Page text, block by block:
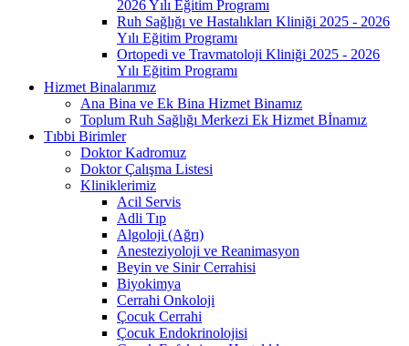
2026 Yılı Eğitim Programı
Ruh Sağlığı ve Hastalıkları Kliniği 2025 - 2026
Yılı Eğitim Programı
Ortopedi ve Travmatoloji Kliniği 2025 - 2026
Yılı Eğitim Programı
Hizmet Binalarımız
Ana Bina ve Ek Bina Hizmet Binamız
Toplum Ruh Sağlığı Merkezi Ek Hizmet Bİnamız
Tıbbi Birimler
Doktor Kadromuz
Doktor Çalışma Listesi
Kliniklerimiz
Acil Servis
Adli Tıp
Algoloji (Ağrı)
Anesteziyoloji ve Reanimasyon
Beyin ve Sinir Cerrahisi
Biyokimya
Cerrahi Onkoloji
Çocuk Cerrahi
Çocuk Endokrinolojisi